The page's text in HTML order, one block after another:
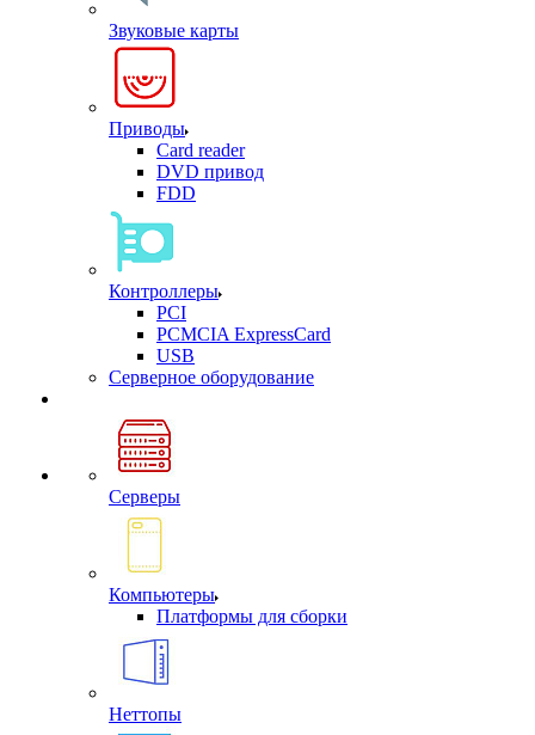
Звуковые карты
Приводы
Card reader
DVD привод
FDD
Контроллеры
PCI
PCMCIA ExpressCard
USB
Cерверное оборудование
Серверы
Компьютеры
Платформы для сборки
Неттопы